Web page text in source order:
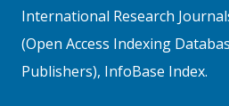
International Research
(Open Access Indexing
Publishers), InfoBase Index.